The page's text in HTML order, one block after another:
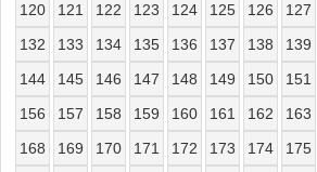
120
121 122 123 124 125 126 127
132
133 134 135 136 137 138 139
144
145 146 147 148 149 150 151
156
157 158 159 160 161 162 163
168
169 170 171 172 173 174 175